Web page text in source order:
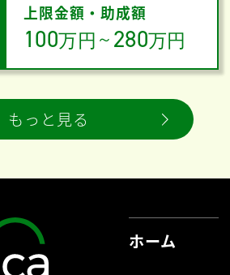
上限金額・助成額
100万円 ～ 280万円
もっと見る
ホーム